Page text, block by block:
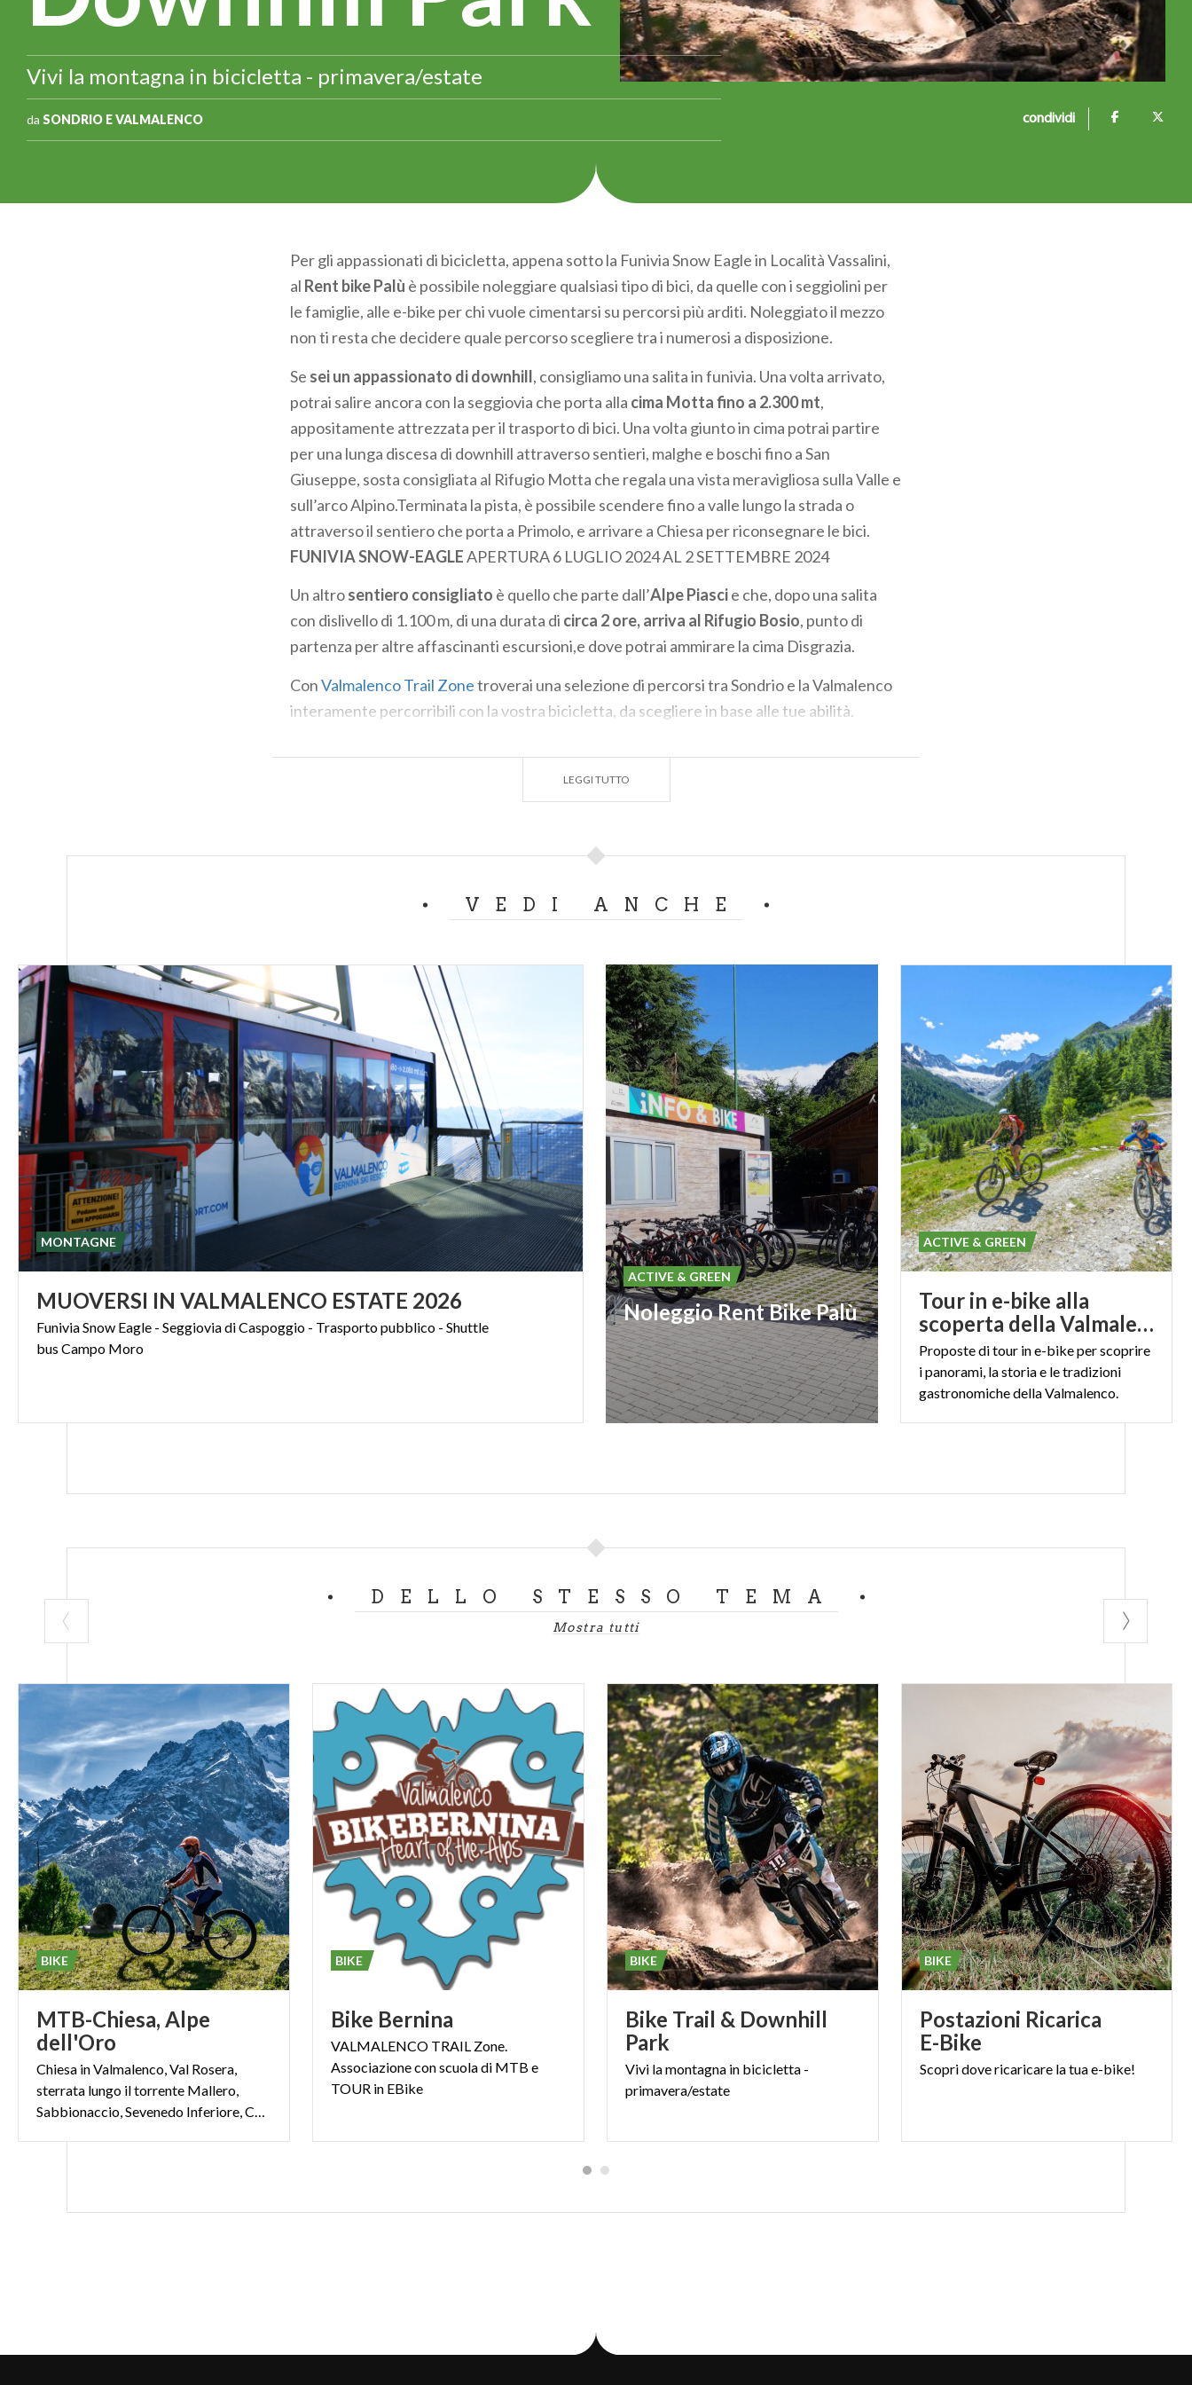
Vivi la montagna in bicicletta - primavera/estate
da SONDRIO E VALMALENCO condividi
Per gli appassionati di bicicletta, appena sotto la Funivia Snow Eagle in Località Vassalini,
al Rent bikePalù è possibile noleggiare qualsiasi tipo di bici, da quelle con i seggiolini per
le famiglie, alle e-bike per chi vuole cimentarsi su percorsi più arditi. Noleggiato il mezzo
non ti resta che decidere quale percorso scegliere tra i numerosi a disposizione.
Se sei un appassionato di downhill, consigliamo una salita in funivia. Una volta arrivato,
potrai salire ancora con la seggiovia che porta alla cima Motta fino a 2.300 mt,
appositamente attrezzata per il trasporto di bici. Una volta giunto in cima potrai partire
per una lunga discesa di downhill attraverso sentieri, malghe e boschi fino a San
Giuseppe, sosta consigliata al Rifugio Motta che regala una vista meravigliosa sulla Valle e
sull’arco Alpino.Terminata la pista, è possibile scendere fino a valle lungo la strada o
attraverso il sentiero che porta a Primolo, e arrivare a Chiesa per riconsegnare le bici.
FUNIVIA SNOW-EAGLEAPERTURA 6 LUGLIO 2024 AL 2 SETTEMBRE 2024
Un altrosentiero consigliato è quello che parte dall’Alpe Piascie che, dopo una salita
con dislivello di 1.100 m, di una durata di circa 2 ore, arriva al Rifugio Bosio, punto di
partenza per altre affascinanti escursioni,e dove potrai ammirare la cima Disgrazia.
ConValmalenco Trail Zonetroverai una selezione di percorsi tra Sondrio e la Valmalenco
interamente percorribili con la vostra bicicletta, da scegliere in base alle tue abilità.
naturali e possono presentare caratteristiche tecniche impegnative, per questo è
richiesto un buon livello tecnico di guida della mountain-bike.
La pulizia dei tracciati varia a seconda della stagione ma non è effettuata periodicamente su tutti i
LEGGI TUTTO
VEDI ANCHE
MUOVERSI IN VALMALENCO ESTATE 2026
FuniviaSnow Eagle - SeggioviadiCaspoggio - Trasportopubblico - Shuttle
bus Campo Moro
MONTAGNE
Noleggio Rent Bike Palù
ACTIVE & GREEN
Tour in e-bike alla
scoperta della Valmalenco
Proposte di tour in e-bike per scoprire
i panorami, la storia e le tradizioni
gastronomiche della Valmalenco.
ACTIVE & GREEN
DELLO STESSO TEMA
Mostra tutti
MTB-Chiesa, Alpe
dell'Oro
Chiesa in Valmalenco, Val Rosera,
sterrata lungo il torrente Mallero,
Sabbionaccio, Sevenedo Inferiore, Chiareggio, Alpe dell’Oro - ritorno a Chiesa in Valmalenco
BIKE
Bike Bernina
VALMALENCO TRAIL Zone.
Associazione con scuola di MTB e
TOUR in EBike
BIKE
Bike Trail & Downhill
Park
Vivi lamontagna in bicicletta -
primavera/estate
BIKE
Postazioni Ricarica
E-Bike
Scopridovericaricare latuae-bike!
BIKE